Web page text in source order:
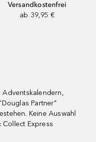
Versandkostenfrei
ab 39,95 €
Adventskalendern,
Partner"
Keine Auswahl
Express